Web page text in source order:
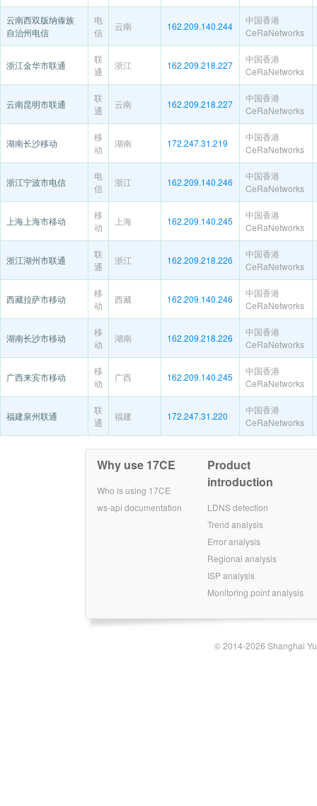
云南西双版纳傣族
自治州电信
电
信
云南 162.209.140.244
中国香港
CeRaNetworks
浙江金华市联通
联
通
浙江 162.209.218.227
中国香港
CeRaNetworks
云南昆明市联通
联
通
云南 162.209.218.227
中国香港
CeRaNetworks
湖南长沙移动
移
动
湖南 172.247.31.219
中国香港
CeRaNetworks
浙江宁波市电信
电
信
浙江 162.209.140.246
中国香港
CeRaNetworks
上海上海市移动
移
动
上海 162.209.140.245
中国香港
CeRaNetworks
浙江湖州市联通
联
通
浙江 162.209.218.226
中国香港
CeRaNetworks
西藏拉萨市移动
移
动
西藏 162.209.140.246
中国香港
CeRaNetworks
湖南长沙市移动
移
动
湖南 162.209.218.226
中国香港
CeRaNetworks
广西来宾市移动
移
动
广西 162.209.140.245
中国香港
CeRaNetworks
福建泉州联通
联
通
福建 172.247.31.220
中国香港
CeRaNetworks
Why use 17CE
Who is using 17CE
ws-api documentation
Product
introduction
LDNS detection
Trend analysis
Error analysis
Regional analysis
ISP analysis
Monitoring point analysis
© 2014-2026 Shanghai